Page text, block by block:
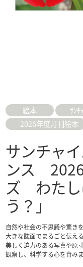
絵本
ｻﾝﾁ
2026年度月刊絵本
サンチャ
ンス
ズ わた
う？」
自然や社会の不思議や驚きを
大きな誌面でまるごと伝え
美しく迫力のある写真や原
観察し、科学する心を育みま